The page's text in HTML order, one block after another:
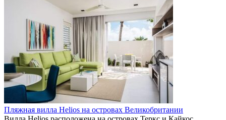
Пляжная вилла Helios на островах Великобритании